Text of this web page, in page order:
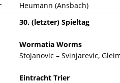
Heumann (Ansbach)
30. (letzter) Spieltag
Wormatia Worms
Stojanovic – Svinjarevic,
Eintracht Trier